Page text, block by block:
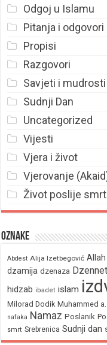
Odgoj u Islamu
Pitanja i odgovori
Propisi
Razgovori
Savjeti i mudrosti
Sudnji Dan
Uncategorized
Vijesti
Vjera i život
Vjerovanje
Život poslije
Oznake
Abdest Alija Izetbegović Allah
dzamija dzenaza Dzennet
hidzab ibadet islam
Milorad Dodik Muhammed
nafaka Namaz Poslanik
smrt Srebrenica Sudnji dan